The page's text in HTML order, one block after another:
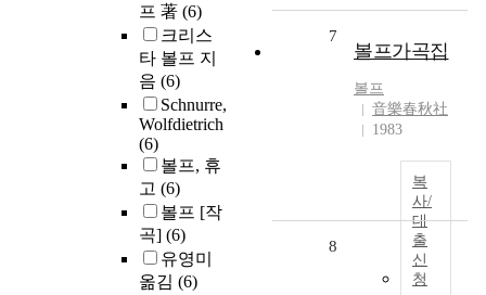
프 著 (6)
크리스
타 볼프 지
음 (6)
Schnurre,
Wolfdietrich
(6)
볼프, 휴
고 (6)
볼프 [작
곡] (6)
유영미
옮김 (6)
7
볼프가곡집
볼프
音樂春秋社
1983
복
사/
대
출
신
청
8